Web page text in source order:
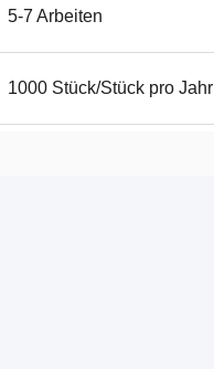
5-7 Arbeiten
1000 Stück/Stück pro Jahr